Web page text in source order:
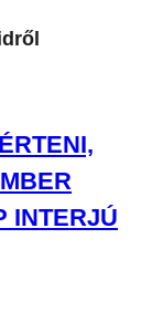
INTERJÚ